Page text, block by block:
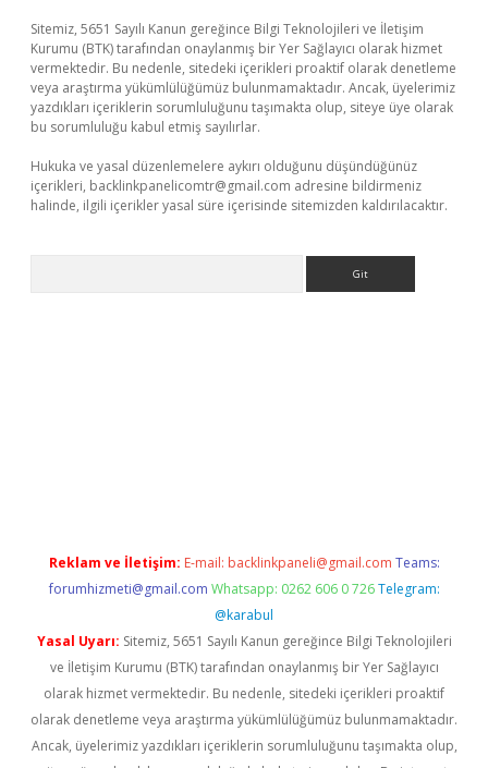
Sitemiz, 5651 Sayılı Kanun gereğince Bilgi Teknolojileri ve İletişim
Kurumu (BTK) tarafından onaylanmış bir Yer Sağlayıcı olarak hizmet
vermektedir. Bu nedenle, sitedeki içerikleri proaktif olarak denetleme
veya araştırma yükümlülüğümüz bulunmamaktadır. Ancak, üyelerimiz
yazdıkları içeriklerin sorumluluğunu taşımakta olup, siteye üye olarak
bu sorumluluğu kabul etmiş sayılırlar.
Hukuka ve yasal düzenlemelere aykırı olduğunu düşündüğünüz
içerikleri, backlinkpanelicomtr@gmail.com adresine bildirmeniz
halinde, ilgili içerikler yasal süre içerisinde sitemizden kaldırılacaktır.
Reklam ve İletişim: E-mail: backlinkpaneli@gmail.com Teams:
forumhizmeti@gmail.com Whatsapp: 0262 606 0 726 Telegram:
@karabul
Yasal Uyarı: Sitemiz, 5651 Sayılı Kanun gereğince Bilgi Teknolojileri
ve İletişim Kurumu (BTK) tarafından onaylanmış bir Yer Sağlayıcı
olarak hizmet vermektedir. Bu nedenle, sitedeki içerikleri proaktif
olarak denetleme veya araştırma yükümlülüğümüz bulunmamaktadır.
Ancak, üyelerimiz yazdıkları içeriklerin sorumluluğunu taşımakta olup,